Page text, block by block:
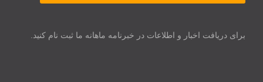
برای دریافت اخبار و اطلاعات در خبرنامه ماهانه ما ثبت نام کنید.